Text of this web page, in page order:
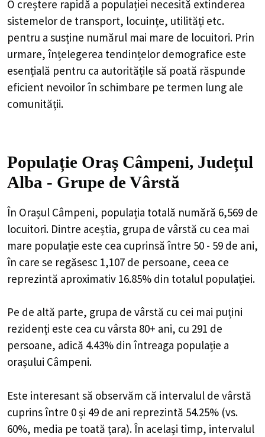
O creștere rapidă a populației necesită extinderea
sistemelor de transport, locuințe, utilități etc.
pentru a susține numărul mai mare de locuitori. Prin
urmare, înțelegerea tendințelor demografice este
esențială pentru ca autoritățile să poată răspunde
eficient nevoilor în schimbare pe termen lung ale
comunității.
Populație Oraș Câmpeni, Județul
Alba - Grupe de Vârstă
În Orașul Câmpeni, populația totală numără 6,569 de
locuitori. Dintre aceștia, grupa de vârstă cu cea mai
mare populație este cea cuprinsă între 50 - 59 de ani,
în care se regăsesc 1,107 de persoane, ceea ce
reprezintă aproximativ 16.85% din totalul populației.
Pe de altă parte, grupa de vârstă cu cei mai puțini
rezidenți este cea cu vârsta 80+ ani, cu 291 de
persoane, adică 4.43% din întreaga populație a
orașului Câmpeni.
Este interesant să observăm că intervalul de vârstă
cuprins între 0 și 49 de ani reprezintă 54.25% (vs.
60%, media pe toată țara). În același timp, intervalul